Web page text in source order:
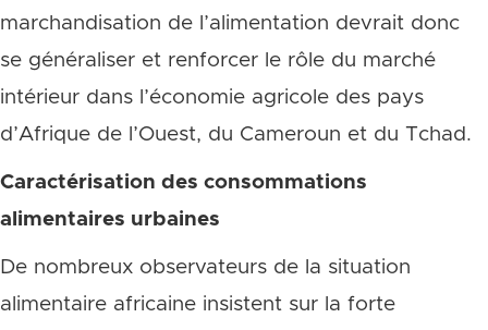
marchandisation de l’alimentation devrait donc
se généraliser et renforcer le rôle du marché
intérieur dans l’économie agricole des pays
d’Afrique de l’Ouest, du Cameroun et du Tchad.
Caractérisation des consommations
alimentaires urbaines
De nombreux observateurs de la situation
alimentaire africaine insistent sur la forte